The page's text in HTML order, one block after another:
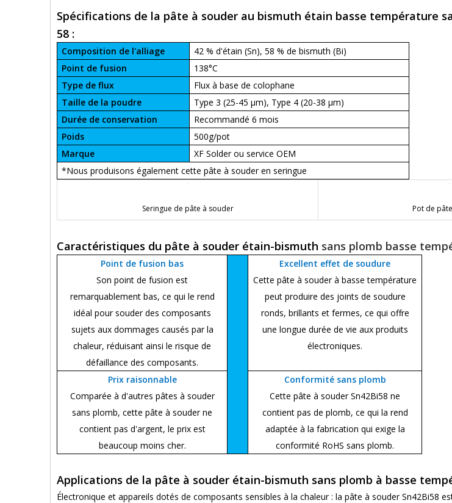
Spécifications de la pâte à souder au bismuth étain basse température
58 :
Composition de l'alliage
42 % d'étain (Sn), 58 % de bismuth (Bi)
Point de fusion
138°C
Type de flux
Flux à base de colophane
Taille de la poudre
Type 3 (25-45 μm), Type 4 (20-38 μm)
Durée de conservation
Recommandé 6 mois
Poids
500g/pot
Marque
XF Solder ou service OEM
*Nous produisons également cette pâte à souder en seringue
Seringue de pâte à souder Pot de
Caractéristiques du pâte à souder étain-bismuth sans plomb basse
Point de fusion bas
Son point de fusion est
remarquablement bas, ce qui le rend
idéal pour souder des composants
sujets aux dommages causés par la
chaleur, réduisant ainsi le risque de
défaillance des composants.
Excellent effet de soudure
Cette pâte à souder à basse température
peut produire des joints de soudure
ronds, brillants et fermes, ce qui offre
une longue durée de vie aux produits
électroniques.
Prix raisonnable
Comparée à d'autres pâtes à souder
sans plomb, cette pâte à souder ne
contient pas d'argent, le prix est
beaucoup moins cher.
Conformité sans plomb
Cette pâte à souder Sn42Bi58 ne
contient pas de plomb, ce qui la rend
adaptée à la fabrication qui exige la
conformité RoHS sans plomb.
Applications de la pâte à souder étain-bismuth sans plomb à basse
Électronique et appareils dotés de composants sensibles à la chaleur : la pâte à souder Sn42Bi58